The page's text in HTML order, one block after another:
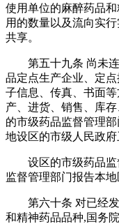
使用单位的麻醉药品
用的数量以及流向实
共享。
第五十九条 尚未
品定点生产企业、定
子信息、传真、书面
产、进货、销售、库
的市级药品监督管理
地设区的市级人民政府
设区的市级药品
监督管理部门报告本
第六十条 对已经
和精神药品品种,国务